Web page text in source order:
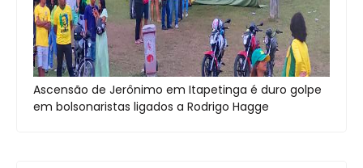
Ascensão de Jerônimo em Itapetinga é duro golpe
em bolsonaristas ligados a Rodrigo Hagge